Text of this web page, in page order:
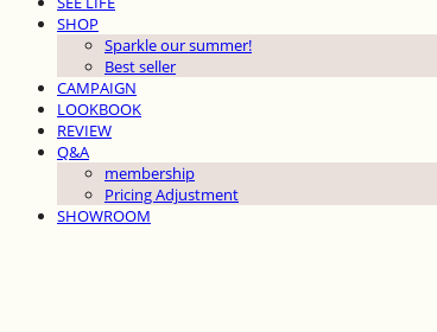
SHOP
Sparkle our summer!
Best seller
CAMPAIGN
LOOKBOOK
REVIEW
Q&A
membership
Pricing Adjustment
SHOWROOM